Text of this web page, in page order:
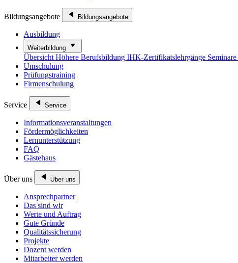
Bildungsangebote Bildungsangebote
Ausbildung
Weiterbildung
Übersicht Höhere Berufsbildung IHK-Zertifikatslehrgänge Seminare
Umschulung
Prüfungstraining
Firmenschulung
Service Service
Informationsveranstaltungen
Fördermöglichkeiten
Lernunterstützung
FAQ
Gästehaus
Über uns Über uns
Ansprechpartner
Das sind wir
Werte und Auftrag
Gute Gründe
Qualitätssicherung
Projekte
Dozent werden
Mitarbeiter werden